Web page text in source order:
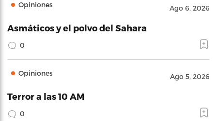
Opiniones Ago 6, 2026
Asmáticos y el polvo del Sahara
0
Opiniones Ago 5, 2026
Terror a las 10 AM
0